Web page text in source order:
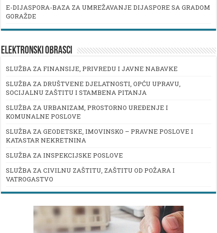
E-DIJASPORA-BAZA ZA UMREŽAVANJE DIJASPORE SA GRADOM
GORAŽDE
ELEKTRONSKI OBRASCI
SLUŽBA ZA FINANSIJE, PRIVREDU I JAVNE NABAVKE
SLUŽBA ZA DRUŠTVENE DJELATNOSTI, OPĆU UPRAVU,
SOCIJALNU ZAŠTITU I STAMBENA PITANJA
SLUŽBA ZA URBANIZAM, PROSTORNO UREĐENJE I
KOMUNALNE POSLOVE
SLUŽBA ZA GEODETSKE, IMOVINSKO – PRAVNE POSLOVE I
KATASTAR NEKRETNINA
SLUŽBA ZA INSPEKCIJSKE POSLOVE
SLUŽBA ZA CIVILNU ZAŠTITU, ZAŠTITU OD POŽARA I
VATROGASTVO